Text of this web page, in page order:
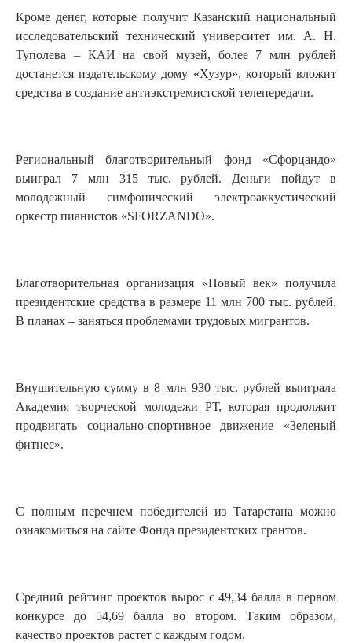
Кроме денег, которые получит Казанский национальный
исследовательский технический университет им. А. Н.
Туполева – КАИ на свой музей, более 7 млн рублей
достанется издательскому дому «Хузур», который вложит
средства в создание антиэкстремистской телепередачи.
Региональный благотворительный фонд «Сфорцандо»
выиграл 7 млн 315 тыс. рублей. Деньги пойдут в
молодежный симфонический электроаккустический
оркестр пианистов «SFORZANDO».
Благотворительная организация «Новый век» получила
президентские средства в размере 11 млн 700 тыс. рублей.
В планах – заняться проблемами трудовых мигрантов.
Внушительную сумму в 8 млн 930 тыс. рублей выиграла
Академия творческой молодежи РТ, которая продолжит
продвигать социально-спортивное движение «Зеленый
фитнес».
С полным перечнем победителей из Татарстана можно
ознакомиться на сайте Фонда президентских грантов.
Средний рейтинг проектов вырос с 49,34 балла в первом
конкурсе до 54,69 балла во втором. Таким образом,
качество проектов растет с каждым годом.